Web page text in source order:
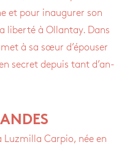
et pour inau­gu­rer son
liberté à Ollan­tay. Dans
à sa sœur d’épou­ser
secret depuis tant d’an­
Luz­milla Car­pio, née en